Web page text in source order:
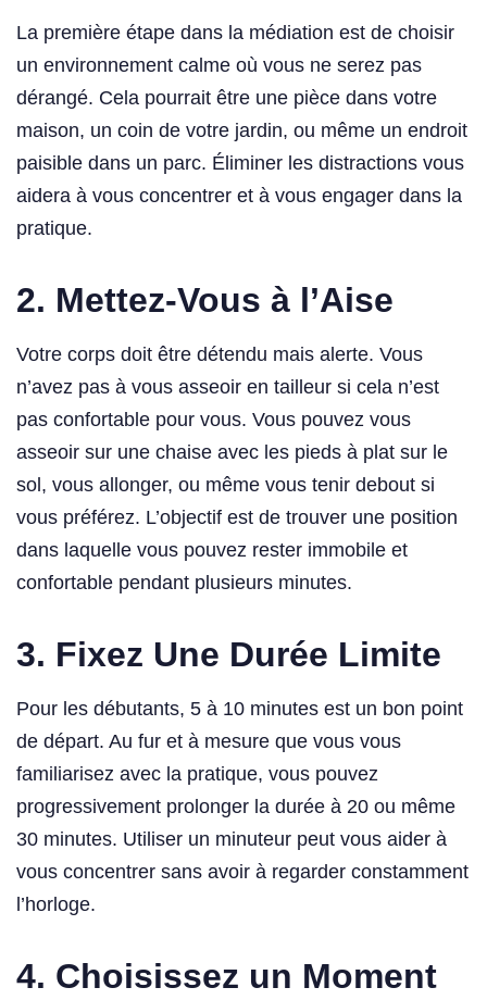
La première étape dans la médiation est de choisir
un environnement calme où vous ne serez pas
dérangé. Cela pourrait être une pièce dans votre
maison, un coin de votre jardin, ou même un endroit
paisible dans un parc. Éliminer les distractions vous
aidera à vous concentrer et à vous engager dans la
pratique.
2. Mettez-Vous à l’Aise
Votre corps doit être détendu mais alerte. Vous
n’avez pas à vous asseoir en tailleur si cela n’est
pas confortable pour vous. Vous pouvez vous
asseoir sur une chaise avec les pieds à plat sur le
sol, vous allonger, ou même vous tenir debout si
vous préférez. L’objectif est de trouver une position
dans laquelle vous pouvez rester immobile et
confortable pendant plusieurs minutes.
3. Fixez Une Durée Limite
Pour les débutants, 5 à 10 minutes est un bon point
de départ. Au fur et à mesure que vous vous
familiarisez avec la pratique, vous pouvez
progressivement prolonger la durée à 20 ou même
30 minutes. Utiliser un minuteur peut vous aider à
vous concentrer sans avoir à regarder constamment
l’horloge.
4. Choisissez un Moment